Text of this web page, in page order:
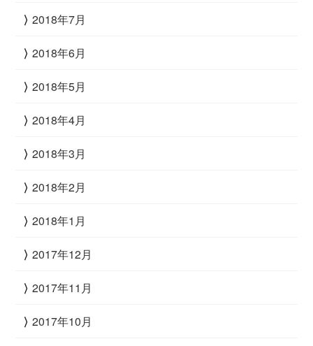
2018年7月
2018年6月
2018年5月
2018年4月
2018年3月
2018年2月
2018年1月
2017年12月
2017年11月
2017年10月